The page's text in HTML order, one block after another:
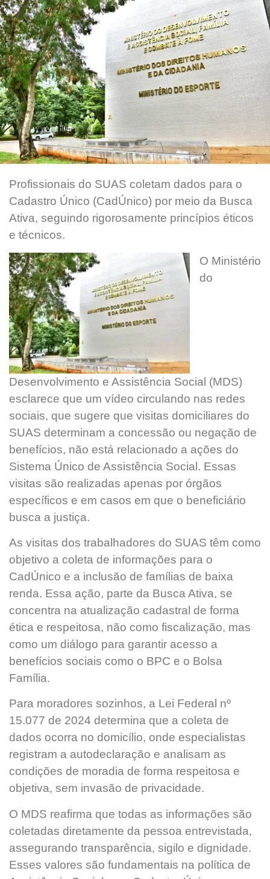
Profissionais do SUAS coletam dados para o
Cadastro Único (CadÚnico) por meio da Busca
Ativa, seguindo rigorosamente princípios éticos
e técnicos.
O Ministério
do
Desenvolvimento e Assistência Social (MDS)
esclarece que um vídeo circulando nas redes
sociais, que sugere que visitas domiciliares do
SUAS determinam a concessão ou negação de
benefícios, não está relacionado a ações do
Sistema Único de Assistência Social. Essas
visitas são realizadas apenas por órgãos
específicos e em casos em que o beneficiário
busca a justiça.
As visitas dos trabalhadores do SUAS têm como
objetivo a coleta de informações para o
CadÚnico e a inclusão de famílias de baixa
renda. Essa ação, parte da Busca Ativa, se
concentra na atualização cadastral de forma
ética e respeitosa, não como fiscalização, mas
como um diálogo para garantir acesso a
benefícios sociais como o BPC e o Bolsa
Família.
Para moradores sozinhos, a Lei Federal nº
15.077 de 2024 determina que a coleta de
dados ocorra no domicílio, onde especialistas
registram a autodeclaração e analisam as
condições de moradia de forma respeitosa e
objetiva, sem invasão de privacidade.
O MDS reafirma que todas as informações são
coletadas diretamente da pessoa entrevistada,
assegurando transparência, sigilo e dignidade.
Esses valores são fundamentais na política de